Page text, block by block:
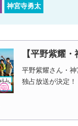
神宮寺勇太
【平野紫耀
平野紫耀さん・